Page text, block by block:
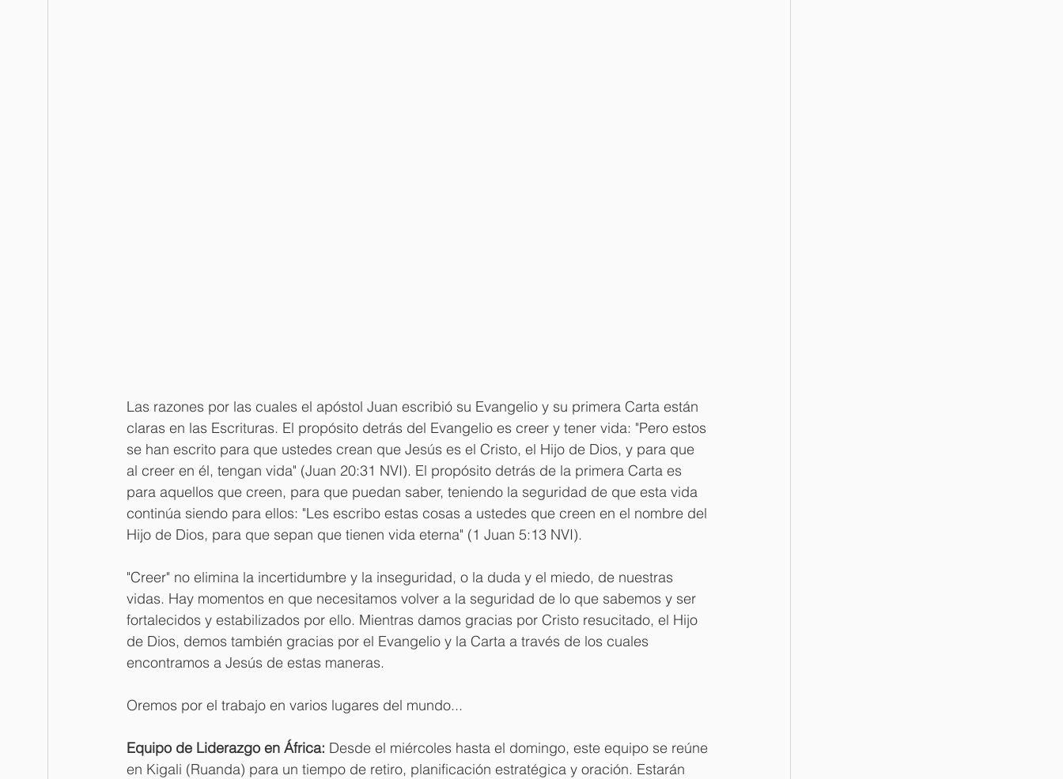
Las razones por las cuales el apóstol Juan escribió su Evangelio y su primera Carta están
claras en las Escrituras. El propósito detrás del Evangelio es creer y tener vida: "Pero estos
se han escrito para que ustedes crean que Jesús es el Cristo, el Hijo de Dios, y para que
al creer en él, tengan vida" (Juan 20:31 NVI). El propósito detrás de la primera Carta es
para aquellos que creen, para que puedan saber, teniendo la seguridad de que esta vida
continúa siendo para ellos: "Les escribo estas cosas a ustedes que creen en el nombre del
Hijo de Dios, para que sepan que tienen vida eterna" (1 Juan 5:13 NVI).
"Creer" no elimina la incertidumbre y la inseguridad, o la duda y el miedo, de nuestras
vidas. Hay momentos en que necesitamos volver a la seguridad de lo que sabemos y ser
fortalecidos y estabilizados por ello. Mientras damos gracias por Cristo resucitado, el Hijo
de Dios, demos también gracias por el Evangelio y la Carta a través de los cuales
encontramos a Jesús de estas maneras.
Oremos por el trabajo en varios lugares del mundo...
Equipo de Liderazgo en África: Desde el miércoles hasta el domingo, este equipo se reúne
en Kigali (Ruanda) para un tiempo de retiro, planificación estratégica y oración. Estarán